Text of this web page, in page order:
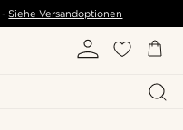
- Siehe Versandoptionen